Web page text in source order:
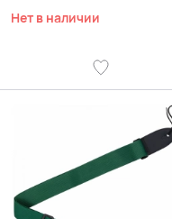
Нет в наличии